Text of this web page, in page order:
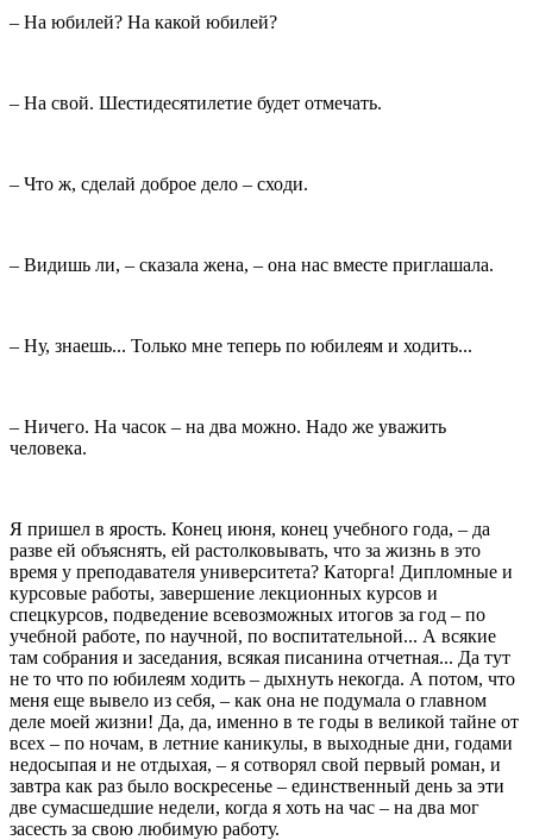
– На юбилей? На какой юбилей?
– На свой. Шестидесятилетие будет отмечать.
– Что ж, сделай доброе дело – сходи.
– Видишь ли, – сказала жена, – она нас вместе приглашала.
– Ну, знаешь... Только мне теперь по юбилеям и ходить...
– Ничего. На часок – на два можно. Надо же уважить
человека.
Я пришел в ярость. Конец июня, конец учебного года, – да
разве ей объяснять, ей растолковывать, что за жизнь в это
время у преподавателя университета? Каторга! Дипломные и
курсовые работы, завершение лекционных курсов и
спецкурсов, подведение всевозможных итогов за год – по
учебной работе, по научной, по воспитательной... А всякие
там собрания и заседания, всякая писанина отчетная... Да тут
не то что по юбилеям ходить – дыхнуть некогда. А потом, что
меня еще вывело из себя, – как она не подумала о главном
деле моей жизни! Да, да, именно в те годы в великой тайне от
всех – по ночам, в летние каникулы, в выходные дни, годами
недосыпая и не отдыхая, – я сотворял свой первый роман, и
завтра как раз было воскресенье – единственный день за эти
две сумасшедшие недели, когда я хоть на час – на два мог
засесть за свою любимую работу.